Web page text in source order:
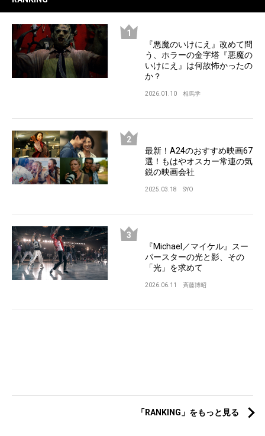
『悪魔のいけにえ』改めて問
う、ホラーの金字塔『悪魔の
いけにえ』は何故怖かったの
か？
2026.01.10 相馬学
最新！A24のおすすめ映画67
選！もはやオスカー常連の気
鋭の映画会社
2025.03.18 SYO
『Michael／マイケル』スー
パースターの光と影、その
「光」を求めて
2026.06.11 斉藤博昭
「RANKING」をもっと見る